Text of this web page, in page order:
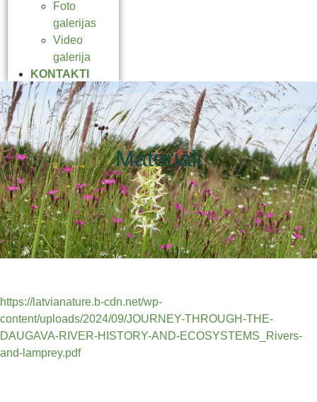
Foto
galerijas
Video
galerija
KONTAKTI
Materiāli
https://latvianature.b-cdn.net/wp-
content/uploads/2024/09/JOURNEY-THROUGH-THE-
DAUGAVA-RIVER-HISTORY-AND-ECOSYSTEMS_Rivers-
and-lamprey.pdf